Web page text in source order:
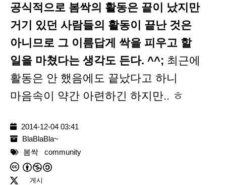
공식적으로 봄싹의 활동은 끝이 났지만
거기 있던 사람들의 활동이 끝난 것은
아니므로 그 이름답게 싹을 피우고 할
일을 마쳤다는 생각도 든다. ^^; 최근에
활동은 안 했음에도 끝났다고 하니
마음속이 약간 아련하긴 하지만.. ㅎ
2014-12-04 03:41
BlaBlaBla~
봄싹
community
게시